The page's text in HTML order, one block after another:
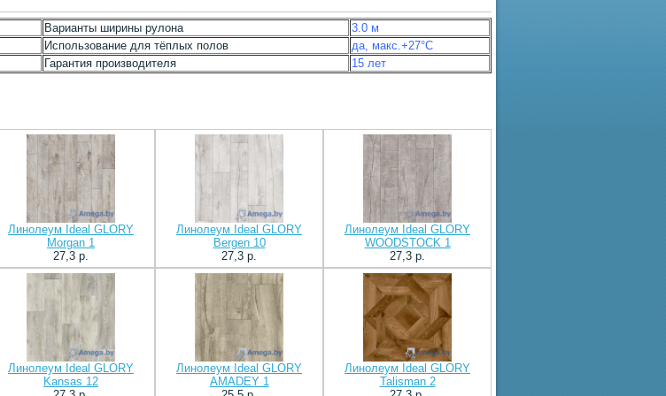
Варианты ширины рулона
3.0 м
Использование для тёплых полов
да, макс.+27°С
Гарантия производителя 15 лет
Линолеум Ideal GLORY
Morgan 1
27,3 p.
Линолеум Ideal GLORY
Bergen 10
27,3 p.
Линолеум Ideal GLORY
WOODSTOCK 1
27,3 p.
Линолеум Ideal GLORY
Kansas 12
Линолеум Ideal GLORY
AMADEY 1
Линолеум Ideal GLORY
Talisman 2